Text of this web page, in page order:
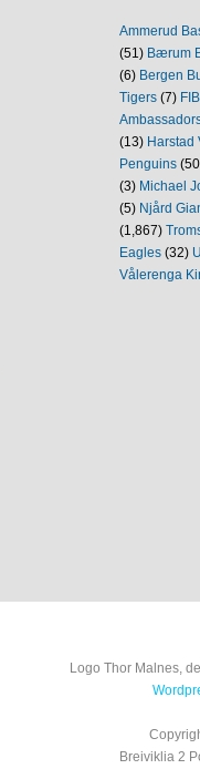
Ammerud
(51) Bærum
(6) Bergen
Tigers (7)
(13) Harstad
Penguins
(3) Michael
(5) Njård
(1,867)
Eagles (32)
Vålerenga
Logo Thor Malnes,
Breiviklia 2